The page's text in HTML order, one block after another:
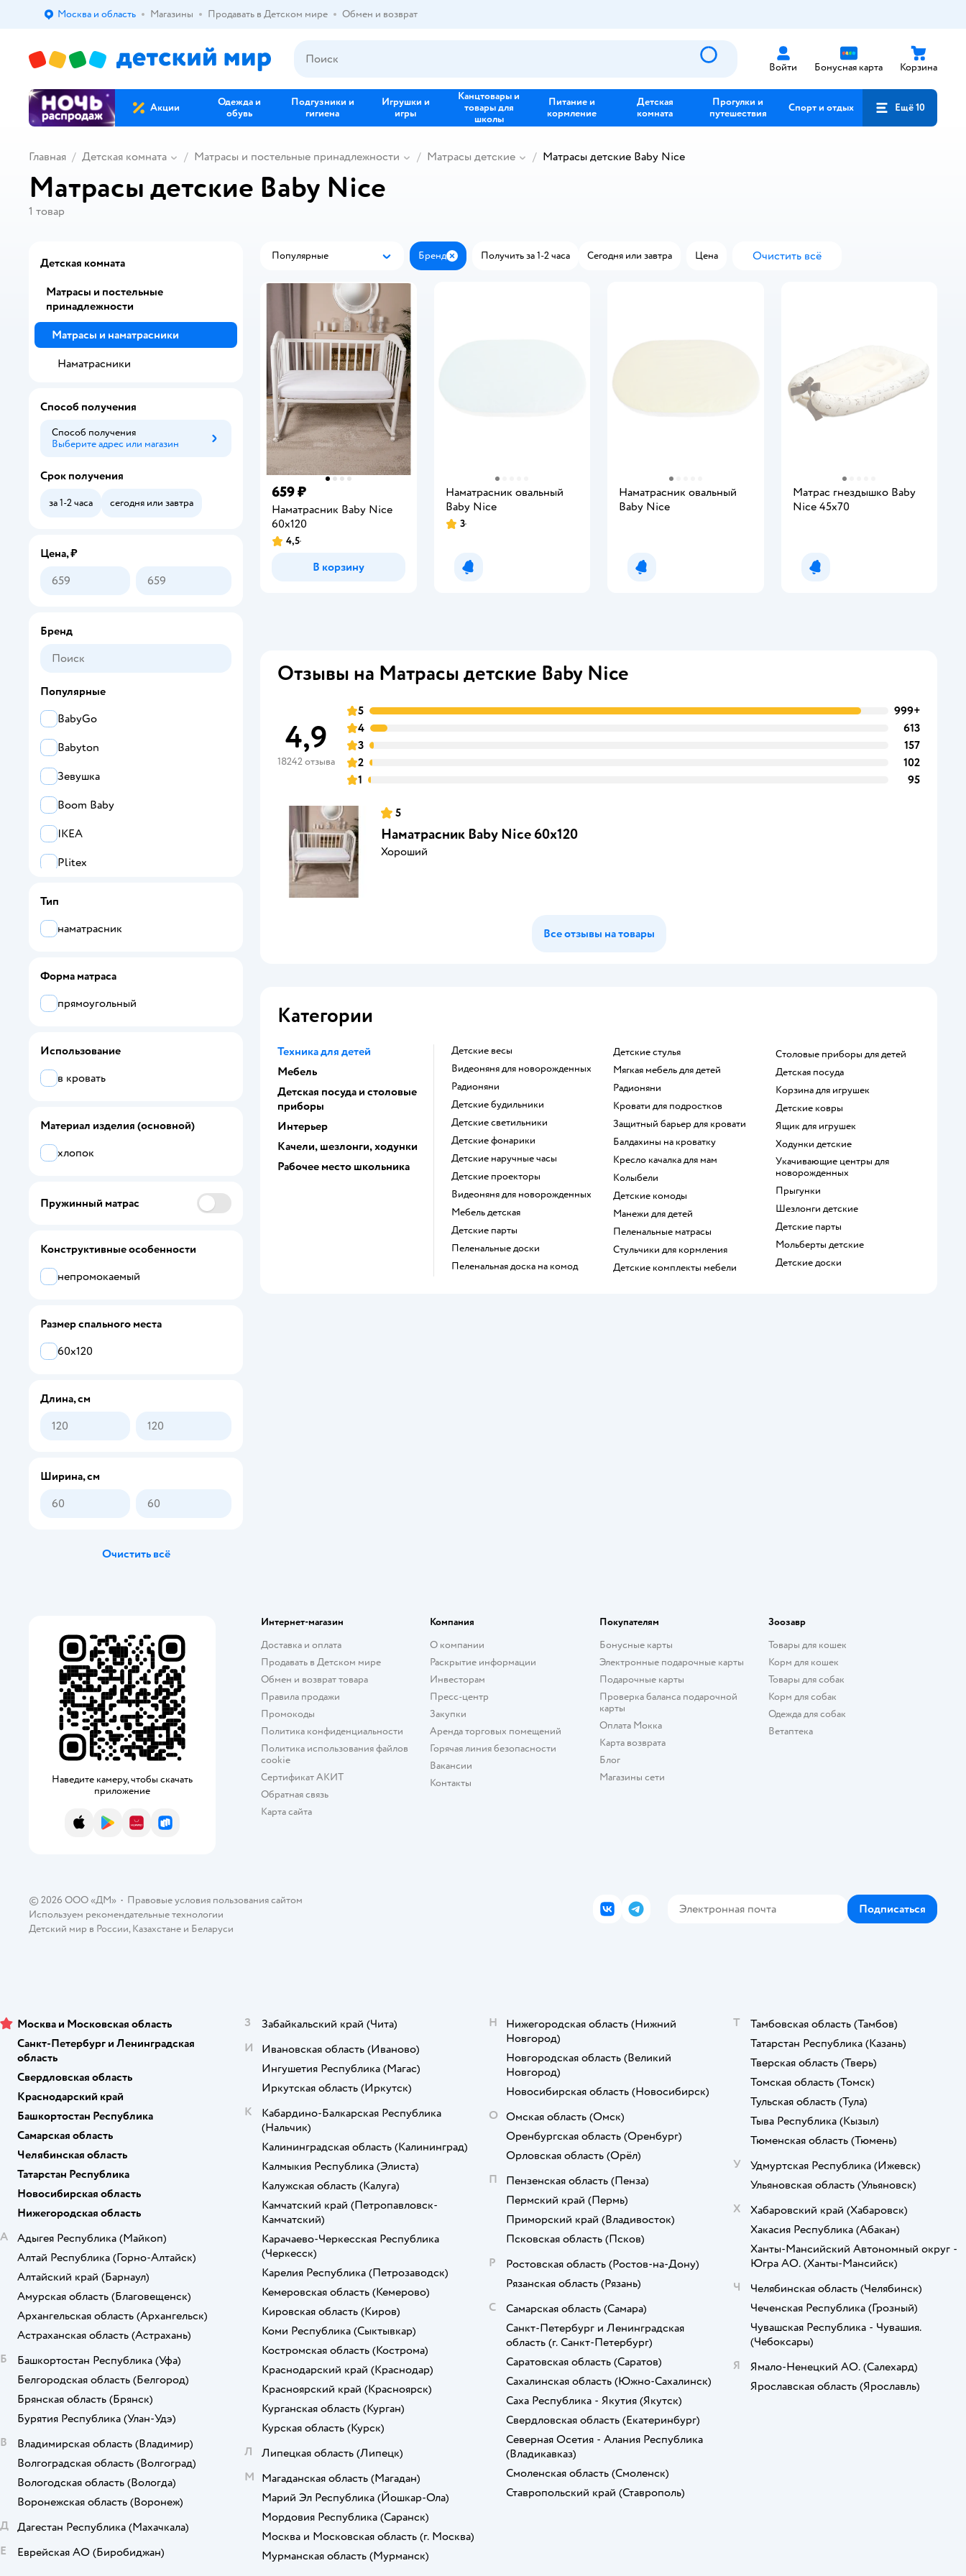
Выбор адреса доставки.
Москва и область Магазины Продавать в Детском мире Обмен и возврат
Войти Бонусная карта Корзина
Акции
Одежда и
обувь
Подгузники и
гигиена
Игрушки и
игры
Канцтовары и
товары для
школы
Питание и
кормление
Детская
комната
Прогулки и
путешествия
Спорт и отдых Ещё 10
Главная Детская комната Матрасы и постельные принадлежности Матрасы детские Матрасы детские Baby Nice
Матрасы детские Baby Nice
1 товар
Популярные
Популярные Бренд ЗакрытьПолучить за 1-2 часа Сегодня или завтра Цена Очистить всё
659 ₽
Наматрасник Baby Nice
60х120
Рейтинг:
4,5
В корзину
Наматрасник овальный
Baby Nice
Рейтинг:
3
Уведомить о появлении
Наматрасник овальный
Baby Nice
Уведомить о появлении
Матрас гнездышко Baby
Nice 45х70
Уведомить о появлении
Отзывы на Матрасы детские Baby Nice
4,9
18242 отзыва
5
999+
4
613
3
157
2
102
1
95
5
Наматрасник Baby Nice 60х120
Хороший
Все отзывы на товары
Категории
Техника для детей
Мебель
Детская посуда и столовые
приборы
Интерьер
Качели, шезлонги, ходунки
Рабочее место школьника
Детские весы
Видеоняня для новорожденных
Радионяни
Детские будильники
Детские светильники
Детские фонарики
Детские наручные часы
Детские проекторы
Видеоняня для новорожденных
Мебель детская
Детские парты
Пеленальные доски
Пеленальная доска на комод
Детские стулья
Мягкая мебель для детей
Радионяни
Кровати для подростков
Защитный барьер для кровати
Балдахины на кроватку
Кресло качалка для мам
Колыбели
Детские комоды
Манежи для детей
Пеленальные матрасы
Стульчики для кормления
Детские комплекты мебели
Столовые приборы для детей
Детская посуда
Корзина для игрушек
Детские ковры
Ящик для игрушек
Ходунки детские
Укачивающие центры для
новорожденных
Прыгунки
Шезлонги детские
Детские парты
Мольберты детские
Детские доски
Детская комната
Матрасы и постельные
принадлежности
Матрасы и наматрасники
Наматрасники
Способ получения
Способ получения
Выберите адрес или магазин
Способ получения
Срок получения
за 1-2 часа сегодня или завтра
Цена, ₽
Бренд
Популярные
BabyGo
Babyton
Зевушка
Boom Baby
IKEA
Plitex
Sweet Baby
Все
ARMOS
Baby Elite
BabyGo
Betterpillows
BIO-TEXTILES
dimax
EcoKinder
Floopsi
FunEcotex
Happy Baby
IKEA
Incanto
INVA
Italbaby
Mona Liza
Mrs.Stretch Mr.Jersy
Polini kids
PROTECT and CARE
Rant
Roba
SELENA
SIMPLICITY
Sleep.Point
Sofi de Marko
SONOX
StrollerAcss
Sweet Baby
Termoloft
Texxet
Tomix
TOPOTUSHKI
TRELAX
UNDER the BLANKET
Wellness
YUMMYKI
Тип
наматрасник
Форма матраса
прямоугольный
Использование
в кровать
Материал изделия (основной)
хлопок
Пружинный матрас
Конструктивные особенности
непромокаемый
Размер спального места
60х120
Длина, см
Ширина, см
Очистить всё
Наведите камеру, чтобы скачать
приложение
App StoreGoogle Play
AppGallery
RuStore
Интернет-магазин
Доставка и оплата
Продавать в Детском мире
Обмен и возврат товара
Правила продажи
Промокоды
Политика конфиденциальности
Политика использования файлов
cookie
Сертификат АКИТ
Обратная связь
Карта сайта
Компания
О компании
Раскрытие информации
Инвесторам
Пресс-центр
Закупки
Аренда торговых помещений
Горячая линия безопасности
Вакансии
Контакты
Покупателям
Бонусные карты
Электронные подарочные карты
Подарочные карты
Проверка баланса подарочной
карты
Оплата Мокка
Карта возврата
Блог
Магазины сети
Зоозавр
Товары для кошек
Корм для кошек
Товары для собак
Корм для собак
Одежда для собак
Ветаптека
© 2026 ООО «ДМ» • Правовые условия пользования сайтом
Используем рекомендательные технологии
Детский мир в России,Казахстане и Беларуси
ВКонтактеTelegram Подписаться
Москва и Московская область
Санкт-Петербург и Ленинградская
область
Свердловская область
Краснодарский край
Башкортостан Республика
Самарская область
Челябинская область
Татарстан Республика
Новосибирская область
Нижегородская область
А
Адыгея Республика (Майкоп)
Алтай Республика (Горно-Алтайск)
Алтайский край (Барнаул)
Амурская область (Благовещенск)
Архангельская область (Архангельск)
Астраханская область (Астрахань)
Б
Башкортостан Республика (Уфа)
Белгородская область (Белгород)
Брянская область (Брянск)
Бурятия Республика (Улан-Удэ)
В
Владимирская область (Владимир)
Волгоградская область (Волгоград)
Вологодская область (Вологда)
Воронежская область (Воронеж)
Д Дагестан Республика (Махачкала)
Е
Еврейская АО (Биробиджан)
З Забайкальский край (Чита)
И
Ивановская область (Иваново)
Ингушетия Республика (Магас)
Иркутская область (Иркутск)
К
Кабардино-Балкарская Республика
(Нальчик)
Калининградская область (Калининград)
Калмыкия Республика (Элиста)
Калужская область (Калуга)
Камчатский край (Петропавловск-
Камчатский)
Карачаево-Черкесская Республика
(Черкесск)
Карелия Республика (Петрозаводск)
Кемеровская область (Кемерово)
Кировская область (Киров)
Коми Республика (Сыктывкар)
Костромская область (Кострома)
Краснодарский край (Краснодар)
Красноярский край (Красноярск)
Курганская область (Курган)
Курская область (Курск)
Л
Липецкая область (Липецк)
М Магаданская область (Магадан)
Марий Эл Республика (Йошкар-Ола)
Мордовия Республика (Саранск)
Москва и Московская область (г. Москва)
Мурманская область (Мурманск)
Н Нижегородская область (Нижний
Новгород)
Новгородская область (Великий
Новгород)
Новосибирская область (Новосибирск)
О Омская область (Омск)
Оренбургская область (Оренбург)
Орловская область (Орёл)
П
Пензенская область (Пенза)
Пермский край (Пермь)
Приморский край (Владивосток)
Псковская область (Псков)
Р
Ростовская область (Ростов-на-Дону)
Рязанская область (Рязань)
С
Самарская область (Самара)
Санкт-Петербург и Ленинградская
область (г. Санкт-Петербург)
Саратовская область (Саратов)
Сахалинская область (Южно-Сахалинск)
Саха Республика - Якутия (Якутск)
Свердловская область (Екатеринбург)
Северная Осетия - Алания Республика
(Владикавказ)
Смоленская область (Смоленск)
Ставропольский край (Ставрополь)
Т Тамбовская область (Тамбов)
Татарстан Республика (Казань)
Тверская область (Тверь)
Томская область (Томск)
Тульская область (Тула)
Тыва Республика (Кызыл)
Тюменская область (Тюмень)
У
Удмуртская Республика (Ижевск)
Ульяновская область (Ульяновск)
Х
Хабаровский край (Хабаровск)
Хакасия Республика (Абакан)
Ханты-Мансийский Автономный округ -
Югра АО. (Ханты-Мансийск)
Ч
Челябинская область (Челябинск)
Чеченская Республика (Грозный)
Чувашская Республика - Чувашия.
(Чебоксары)
Я
Ямало-Ненецкий АО. (Салехард)
Ярославская область (Ярославль)